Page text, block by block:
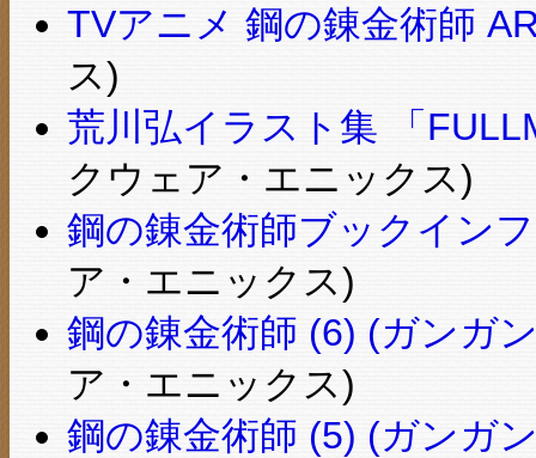
TVアニメ 鋼の錬金術師
ス)
荒川弘イラスト集 「
クウェア・エニックス)
鋼の錬金術師ブックイン
ア・エニックス)
鋼の錬金術師 (6) (ガンガ
ア・エニックス)
鋼の錬金術師 (5) (ガンガ